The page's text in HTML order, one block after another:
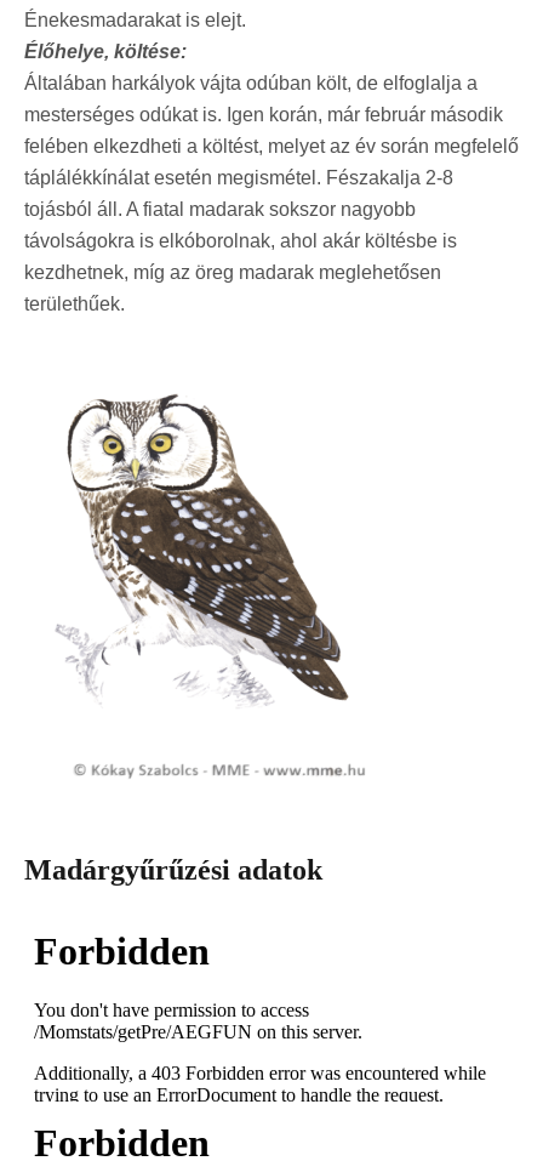
Énekesmadarakat is elejt.
Élőhelye, költése:
Általában harkályok vájta odúban költ, de elfoglalja a
mesterséges odúkat is. Igen korán, már február második
felében elkezdheti a költést, melyet az év során megfelelő
táplálékkínálat esetén megismétel. Fészakalja 2-8
tojásból áll. A fiatal madarak sokszor nagyobb
távolságokra is elkóborolnak, ahol akár költésbe is
kezdhetnek, míg az öreg madarak meglehetősen
területhűek.
Madárgyűrűzési adatok